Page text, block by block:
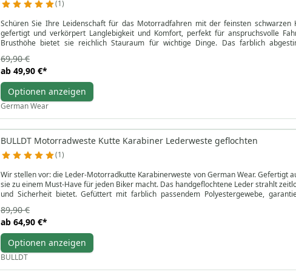
1
Schüren Sie Ihre Leidenschaft für das Motorradfahren mit der feinsten
gefertigt und verkörpert Langlebigkeit und Komfort, perfekt für anspruchsvolle
Brusthöhe bietet sie reichlich Stauraum für wichtige Dinge. Das farblich
Biker-Ensemble nahtlos miteinander verbindet, können Sie Ihr Fahrerlebnis
ab 49,90 €*
69,90 €
Optionen anzeigen
German Wear
BULLDT Motorradweste Kutte Karabiner Lederweste geflochten
1
Wir stellen vor: die Leder-Motorradkutte Karabinerweste von German Wear. Gefertigt
sie zu einem Must-Have für jeden Biker macht. Das handgeflochtene Leder strahlt
und Sicherheit bietet. Gefüttert mit farblich passendem Polyestergewebe,
eine weitere kleinere Tasche für Kleinigkeiten, haben Sie reichlich Stauraum für alle
Motorradweste mit Karabinerhaken ist ein echtes Zeugnis für hochwertige
Sie sich auf der Straße ab und erleben die perfekte Mischung aus Stil und
heute mit diesem erstklassigen Biker-Essential
ab 64,90 €*
89,90 €
Optionen anzeigen
BULLDT